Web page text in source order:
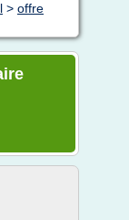
> offre